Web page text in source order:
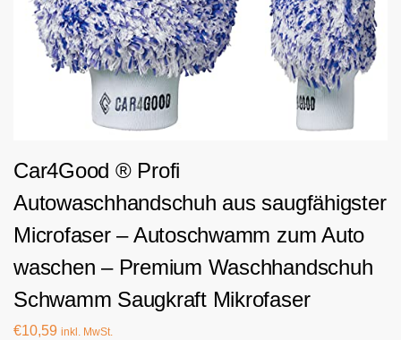
Car4Good ® Profi
Autowaschhandschuh aus saugfähigster
Microfaser – Autoschwamm zum Auto
waschen – Premium Waschhandschuh
Schwamm Saugkraft Mikrofaser
€10,59 inkl. MwSt.